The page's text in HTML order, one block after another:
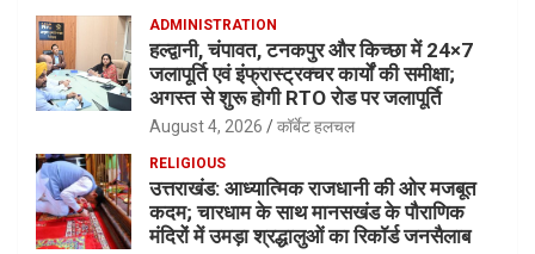
ADMINISTRATION
हल्द्वानी, चंपावत, टनकपुर और किच्छा में 24×7
जलापूर्ति एवं इंफ्रास्ट्रक्चर कार्यों की समीक्षा;
अगस्त से शुरू होगी RTO रोड पर जलापूर्ति
August 4, 2026 कॉर्बेट हलचल
RELIGIOUS
उत्तराखंड: आध्यात्मिक राजधानी की ओर मजबूत
कदम; चारधाम के साथ मानसखंड के पौराणिक
मंदिरों में उमड़ा श्रद्धालुओं का रिकॉर्ड जनसैलाब